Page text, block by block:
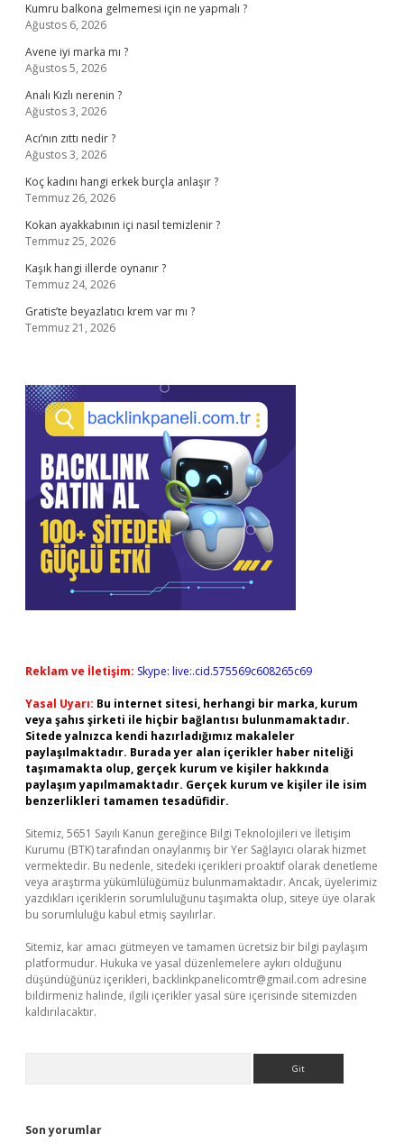
Kumru balkona gelmemesi için ne yapmalı ?
Ağustos 6, 2026
Avene iyi marka mı ?
Ağustos 5, 2026
Analı Kızlı nerenin ?
Ağustos 3, 2026
Acı’nın zıttı nedir ?
Ağustos 3, 2026
Koç kadını hangi erkek burçla anlaşır ?
Temmuz 26, 2026
Kokan ayakkabının içi nasıl temizlenir ?
Temmuz 25, 2026
Kaşık hangi illerde oynanır ?
Temmuz 24, 2026
Gratis’te beyazlatıcı krem var mı ?
Temmuz 21, 2026
Reklam ve İletişim: Skype: live:.cid.575569c608265c69
Yasal Uyarı: Bu internet sitesi, herhangi bir marka, kurum
veya şahıs şirketi ile hiçbir bağlantısı bulunmamaktadır.
Sitede yalnızca kendi hazırladığımız makaleler
paylaşılmaktadır. Burada yer alan içerikler haber niteliği
taşımamakta olup, gerçek kurum ve kişiler hakkında
paylaşım yapılmamaktadır. Gerçek kurum ve kişiler ile isim
benzerlikleri tamamen tesadüfidir.
Sitemiz, 5651 Sayılı Kanun gereğince Bilgi Teknolojileri ve İletişim
Kurumu (BTK) tarafından onaylanmış bir Yer Sağlayıcı olarak hizmet
vermektedir. Bu nedenle, sitedeki içerikleri proaktif olarak denetleme
veya araştırma yükümlülüğümüz bulunmamaktadır. Ancak, üyelerimiz
yazdıkları içeriklerin sorumluluğunu taşımakta olup, siteye üye olarak
bu sorumluluğu kabul etmiş sayılırlar.
Sitemiz, kar amacı gütmeyen ve tamamen ücretsiz bir bilgi paylaşım
platformudur. Hukuka ve yasal düzenlemelere aykırı olduğunu
düşündüğünüz içerikleri, backlinkpanelicomtr@gmail.com adresine
bildirmeniz halinde, ilgili içerikler yasal süre içerisinde sitemizden
kaldırılacaktır.
Son yorumlar